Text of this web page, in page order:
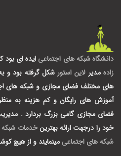
دانشگاه شبکه های اجتماعی ایده ای
زاده مدیر لاین استور شکل گرفته بود و
های مختلف فضای مجازی و شبکه های
آموزش های رایگان و کم هزینه به
فضای مجازی گامی بزرگ بردارد .
خود را درجهت ارائه بهترینخدمات شبکه
شبکه های اجتماعی مینمایند و از هیچ